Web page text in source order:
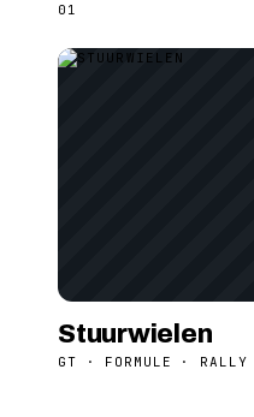
01
Stuurwielen
GT · FORMULE · RALLY